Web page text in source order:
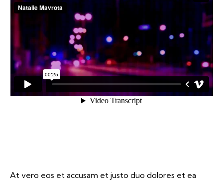
At vero eos et accusam et justo duo dolores et ea